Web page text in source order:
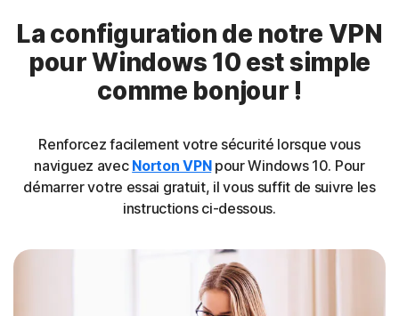
La configuration de notre VPN
pour Windows 10 est simple
comme bonjour !
Renforcez facilement votre sécurité lorsque vous
naviguez avec Norton VPNpour Windows 10. Pour
démarrer votre essai gratuit, il vous suffit de suivre les
instructions ci-dessous.